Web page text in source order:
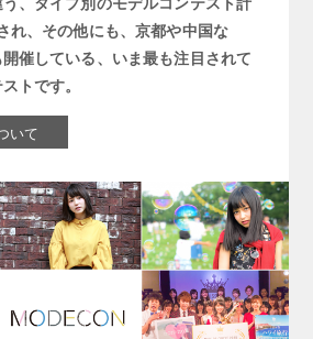
、タイプ別のモデルコンテスト計
れ、その他にも、京都や中国な
催している、いま最も注目されて
トです。
いて